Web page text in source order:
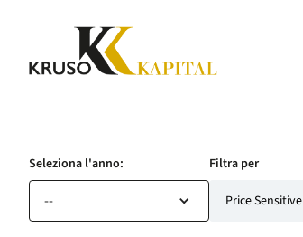
Seleziona l'anno:
--
Filtra per
Price Sensitive